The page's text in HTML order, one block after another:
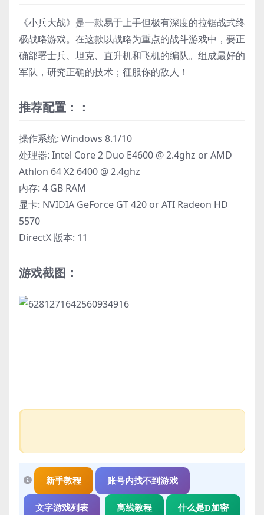
《小兵大战》是一款易于上手但极有深度的拉锯战式终
极战略游戏。在这款以战略为重点的战斗游戏中，要正
确部署士兵、坦克、直升机和飞机的编队。组成最好的
军队，研究正确的技术；征服你的敌人！
推荐配置：：
操作系统: Windows 8.1/10
处理器: Intel Core 2 Duo E4600 @ 2.4ghz or AMD
Athlon 64 X2 6400 @ 2.4ghz
内存: 4 GB RAM
显卡: NVIDIA GeForce GT 420 or ATI Radeon HD
5570
DirectX 版本: 11
游戏截图：
新手教程 账号内找不到游戏
文字游戏列表 离线教程 什么是D加密